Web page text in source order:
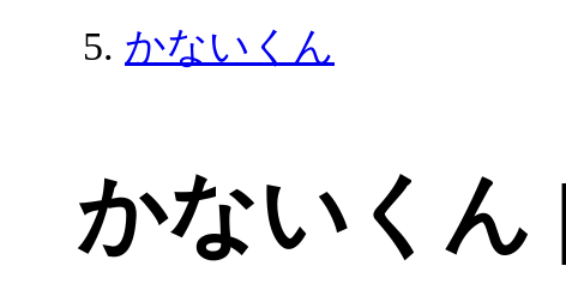
かないくん
かないくん